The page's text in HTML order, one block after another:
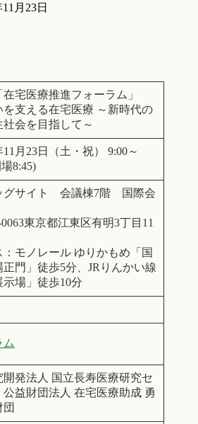
月23日
在宅医療推進フォーラム」
を支える在宅医療 ～新時代の
社会を目指して～
月23日（土・祝） 9:00～
8:45)
グサイト 会議棟7階 国際会
0063東京都江東区有明3丁目11
：モノレール ゆりかもめ「国
正門」徒歩5分、JRりんかい線
示場」徒歩10分
ム
開発法人 国立長寿医療研究セ
公益財団法人 在宅医療助成 勇
団